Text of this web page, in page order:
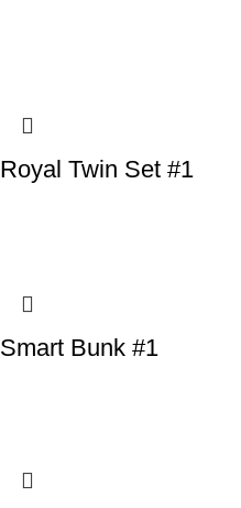
Royal Twin Set #1
Smart Bunk #1